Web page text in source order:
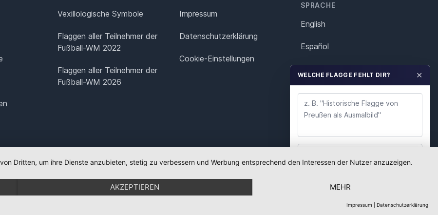
Vexillologische Symbole
Flaggen aller Teilnehmer der
Fußball-WM 2022
Flaggen aller Teilnehmer der
Fußball-WM 2026
Impressum
Datenschutz­erklärung
Cookie-Einstellungen
SPRACHE
English
Español
Italiano
Polska
Português
Nederlands
WELCHE FLAGGE FEHLT DIR? ✕
Dritten, um ihre Dienste anzubieten, stetig zu verbessern und Werbung entsprechend den Interessen der Nutzer anzuzeigen.
AKZEPTIEREN MEHR
Impressum Datenschutzerklärung